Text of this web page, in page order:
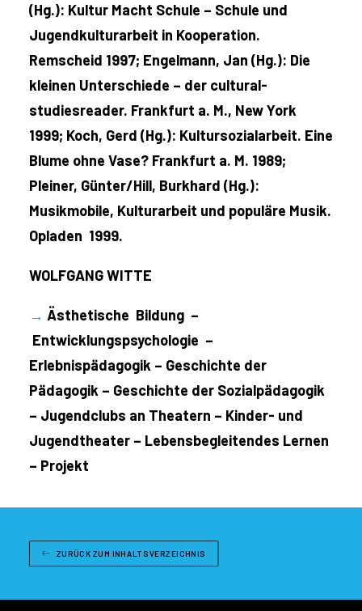
(Hg.): Kultur Macht Schule – Schule und
Jugendkulturarbeit in Kooperation.
Remscheid 1997; Engelmann, Jan (Hg.): Die
kleinen Unterschiede – der cultural-
studiesreader. Frankfurt a. M., New York
1999; Koch, Gerd (Hg.): Kultursozialarbeit. Eine
Blume ohne Vase? Frankfurt a. M. 1989;
Pleiner, Günter/Hill, Burkhard (Hg.):
Musikmobile, Kulturarbeit und populäre Musik.
Opladen 1999.
WOLFGANG WITTE
→ Ästhetische Bildung –
Entwicklungspsychologie –
Erlebnispädagogik – Geschichte der
Pädagogik – Geschichte der Sozialpädagogik
– Jugendclubs an Theatern – Kinder- und
Jugendtheater – Lebensbegleitendes Lernen
– Projekt
ZURÜCK ZUM INHALTSVERZEICHNIS